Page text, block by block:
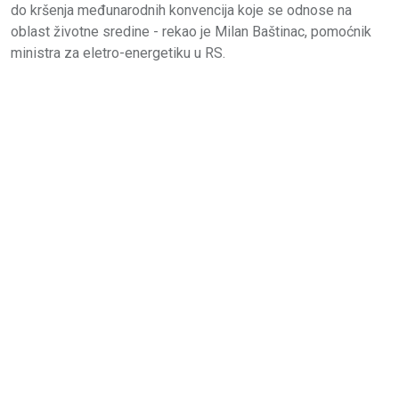
do kršenja međunarodnih konvencija koje se odnose na
oblast životne sredine - rekao je Milan Baštinac, pomoćnik
ministra za eletro-energetiku u RS.